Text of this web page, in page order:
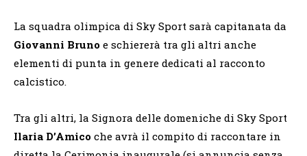
La squadra olimpica di Sky Sport sarà capitanata da
Giovanni Bruno e schiererà tra gli altri anche
elementi di punta in genere dedicati al racconto
calcistico.
Tra gli altri, la Signora delle domeniche di Sky Sport
Ilaria D’Amico che avrà il compito di raccontare in